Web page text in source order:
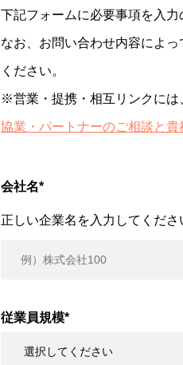
下記フォームに必要事項を入
なお、お問い合わせ内容によ
ください。
※営業・提携・相互リンクには
協業・パートナーのご相談と
会社名*
正しい企業名を入力してくださ
従業員規模*